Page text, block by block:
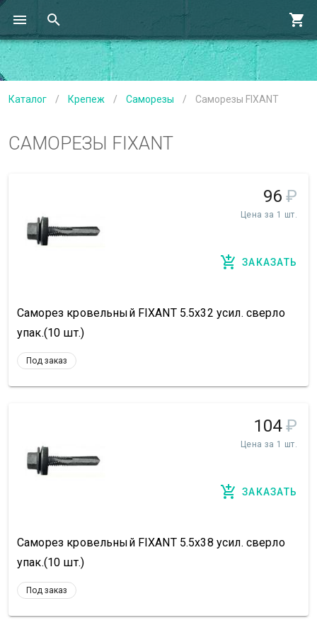
Каталог / Крепеж / Саморезы / Саморезы FIXANT
САМОРЕЗЫ FIXANT
96 ₽
Цена за 1 шт.
ЗАКАЗАТЬ
Саморез кровельный FIXANT 5.5х32 усил. сверло
упак.(10 шт.)
Под заказ
104 ₽
Цена за 1 шт.
ЗАКАЗАТЬ
Саморез кровельный FIXANT 5.5х38 усил. сверло
упак.(10 шт.)
Под заказ